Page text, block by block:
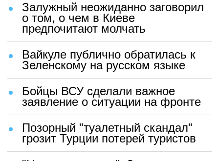
Залужный неожиданно заговорил
о том, о чем в Киеве
предпочитают молчать
Вайкуле публично обратилась к
Зеленскому на русском языке
Бойцы ВСУ сделали важное
заявление о ситуации на фронте
Позорный "туалетный скандал"
грозит Турции потерей туристов